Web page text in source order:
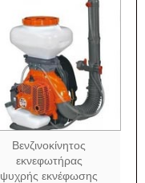
Βενζινοκίνητος
εκνεφωτήρας
ψυχρής εκνέφωσης